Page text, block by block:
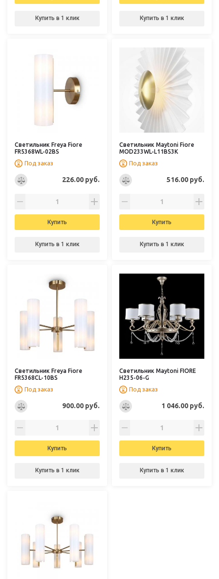
Купить в 1 клик Купить в 1 клик
Светильник Freya Fiore
FR5368WL-02BS
Под заказ
226.00 руб.
Купить
Купить в 1 клик
Светильник Maytoni Fiore
MOD233WL-L11BS3K
Под заказ
516.00 руб.
Купить
Купить в 1 клик
Светильник Freya Fiore
FR5368CL-10BS
Под заказ
900.00 руб.
Купить
Купить в 1 клик
Светильник Maytoni FIORE
H235-06-G
Под заказ
1 046.00 руб.
Купить
Купить в 1 клик